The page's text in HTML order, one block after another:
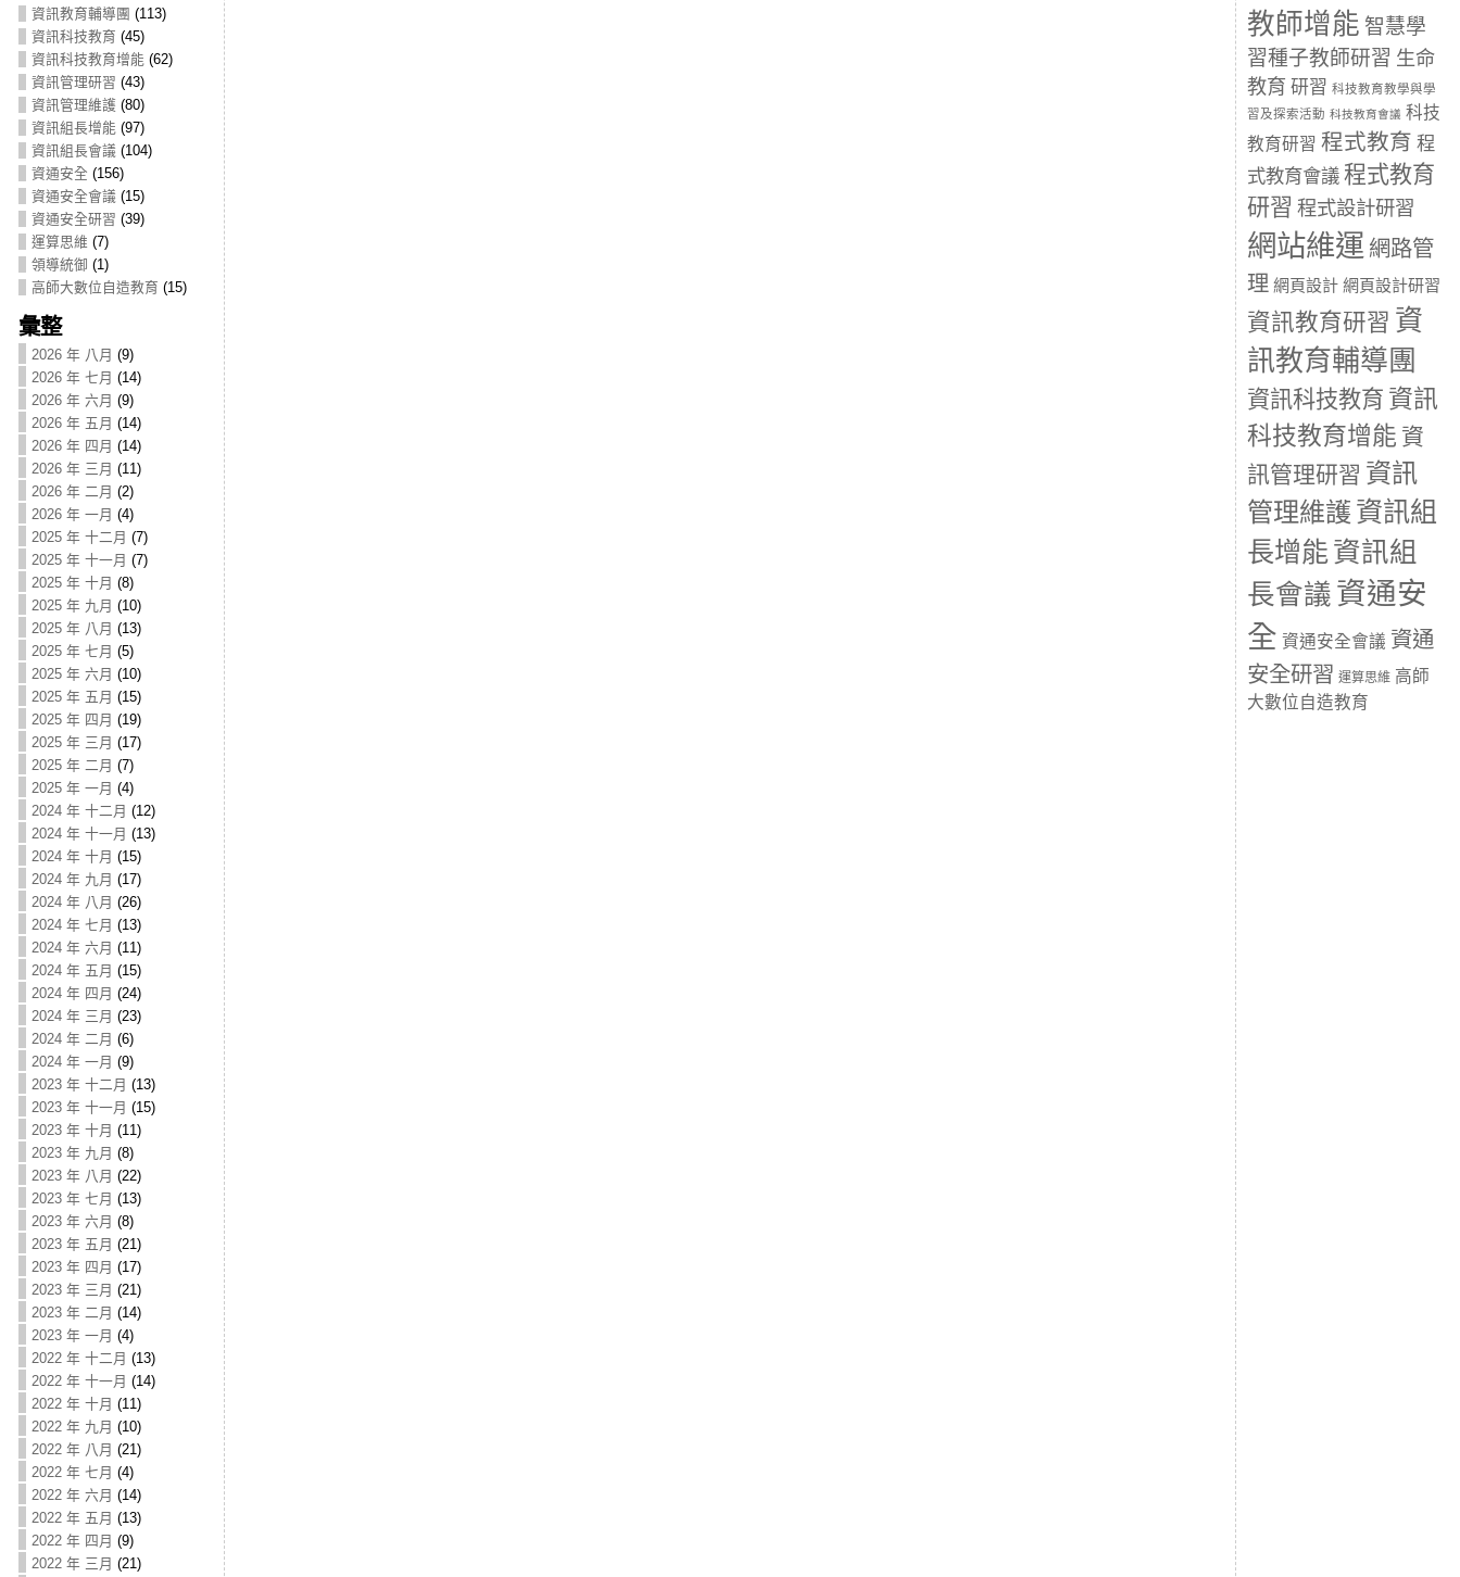
資訊教育輔導團 (113)
資訊科技教育 (45)
資訊科技教育增能(62)
資訊管理研習 (43)
資訊管理維護(80)
資訊組長增能(97)
資訊組長會議 (104)
資通安全 (156)
資通安全會議 (15)
資通安全研習 (39)
運算思維 (7)
領導統御 (1)
高師大數位自造教育 (15)
彙整
2026 年 八月 (9)
2026 年 七月 (14)
2026 年 六月 (9)
2026 年 五月 (14)
2026 年 四月 (14)
2026 年 三月 (11)
2026 年 二月 (2)
2026 年 一月 (4)
2025 年 十二月 (7)
2025 年 十一月 (7)
2025 年 十月 (8)
2025 年 九月 (10)
2025 年 八月 (13)
2025 年 七月 (5)
2025 年 六月 (10)
2025 年 五月 (15)
2025 年 四月 (19)
2025 年 三月 (17)
2025 年 二月 (7)
2025 年 一月 (4)
2024 年 十二月 (12)
2024 年 十一月 (13)
2024 年 十月 (15)
2024 年 九月 (17)
2024 年 八月 (26)
2024 年 七月 (13)
2024 年 六月 (11)
2024 年 五月 (15)
2024 年 四月 (24)
2024 年 三月 (23)
2024 年 二月 (6)
2024 年 一月 (9)
2023 年 十二月 (13)
2023 年 十一月 (15)
2023 年 十月 (11)
2023 年 九月 (8)
2023 年 八月 (22)
2023 年 七月 (13)
2023 年 六月 (8)
2023 年 五月 (21)
2023 年 四月 (17)
2023 年 三月 (21)
2023 年 二月 (14)
2023 年 一月 (4)
2022 年 十二月 (13)
2022 年 十一月 (14)
2022 年 十月 (11)
2022 年 九月 (10)
2022 年 八月 (21)
2022 年 七月 (4)
2022 年 六月 (14)
2022 年 五月 (13)
2022 年 四月 (9)
2022 年 三月 (21)
教師增能 智慧學
習種子教師研習 生命
教育 研習 科技教育教學與學
習及探索活動 科技教育會議 科技
教育研習 程式教育 程
式教育會議 程式教育
研習 程式設計研習
網站維運 網路管
理 網頁設計 網頁設計研習
資訊教育研習 資
訊教育輔導團
資訊科技教育 資訊
科技教育增能 資
訊管理研習 資訊
管理維護 資訊組
長增能資訊組
長會議 資通安
全 資通安全會議 資通
安全研習 運算思維 高師
大數位自造教育